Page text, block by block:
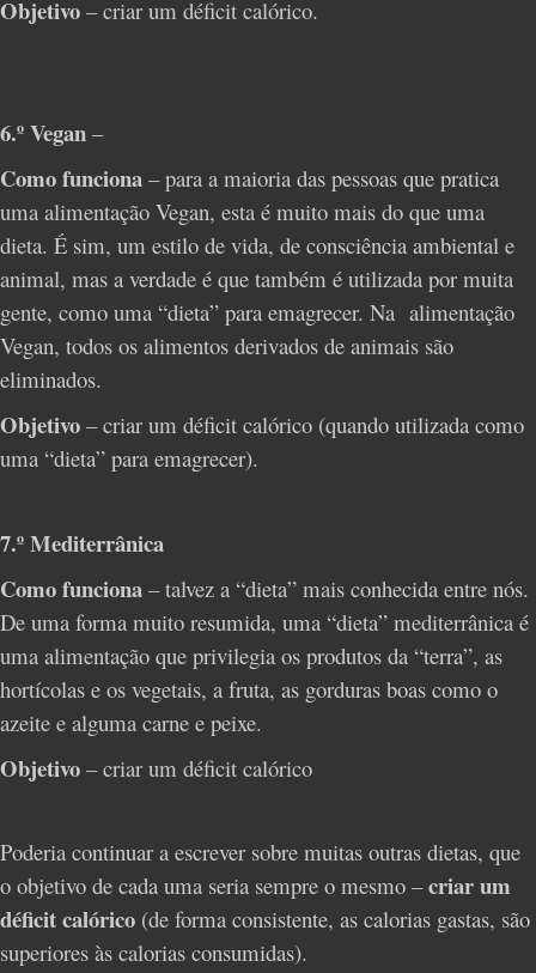
Objetivo – criar um déficit calórico.
6.º Vegan –
Como funciona – para a maioria das pessoas que pratica
uma alimentação Vegan, esta é muito mais do que uma
dieta. É sim, um estilo de vida, de consciência ambiental e
animal, mas a verdade é que também é utilizada por muita
gente, como uma “dieta” para emagrecer. Na alimentação
Vegan, todos os alimentos derivados de animais são
eliminados.
Objetivo – criar um déficit calórico (quando utilizada como
uma “dieta” para emagrecer).
7.º Mediterrânica
Como funciona – talvez a “dieta” mais conhecida entre nós.
De uma forma muito resumida, uma “dieta” mediterrânica é
uma alimentação que privilegia os produtos da “terra”, as
hortícolas e os vegetais, a fruta, as gorduras boas como o
azeite e alguma carne e peixe.
Objetivo – criar um déficit calórico
Poderia continuar a escrever sobre muitas outras dietas, que
o objetivo de cada uma seria sempre o mesmo –criar um
déficit calórico (de forma consistente, as calorias gastas, são
superiores às calorias consumidas).